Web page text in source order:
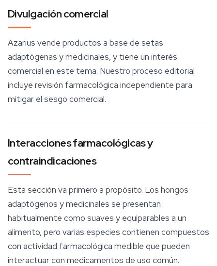
Divulgación comercial
Azarius vende productos a base de setas
adaptógenas y medicinales, y tiene un interés
comercial en este tema. Nuestro proceso editorial
incluye revisión farmacológica independiente para
mitigar el sesgo comercial.
Interacciones farmacológicas y
contraindicaciones
Esta sección va primero a propósito. Los hongos
adaptógenos y medicinales se presentan
habitualmente como suaves y equiparables a un
alimento, pero varias especies contienen compuestos
con actividad farmacológica medible que pueden
interactuar con medicamentos de uso común.